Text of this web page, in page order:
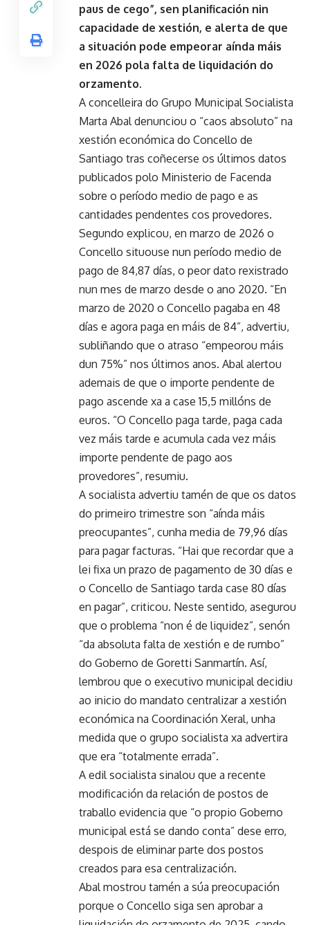
paus de cego”, sen planificación nin
capacidade de xestión, e alerta de que
a situación pode empeorar aínda máis
en 2026 pola falta de liquidación do
orzamento.
A concelleira do Grupo Municipal Socialista
Marta Abal denunciou o “caos absoluto” na
xestión económica do Concello de
Santiago tras coñecerse os últimos datos
publicados polo Ministerio de Facenda
sobre o período medio de pago e as
cantidades pendentes cos provedores.
Segundo explicou, en marzo de 2026 o
Concello situouse nun período medio de
pago de 84,87 días, o peor dato rexistrado
nun mes de marzo desde o ano 2020. “En
marzo de 2020 o Concello pagaba en 48
días e agora paga en máis de 84”, advertiu,
subliñando que o atraso “empeorou máis
dun 75%” nos últimos anos. Abal alertou
ademais de que o importe pendente de
pago ascende xa a case 15,5 millóns de
euros. “O Concello paga tarde, paga cada
vez máis tarde e acumula cada vez máis
importe pendente de pago aos
provedores”, resumiu.
A socialista advertiu tamén de que os datos
do primeiro trimestre son “aínda máis
preocupantes”, cunha media de 79,96 días
para pagar facturas. “Hai que recordar que a
lei fixa un prazo de pagamento de 30 días e
o Concello de Santiago tarda case 80 días
en pagar”, criticou. Neste sentido, asegurou
que o problema “non é de liquidez”, senón
“da absoluta falta de xestión e de rumbo”
do Goberno de Goretti Sanmartín. Así,
lembrou que o executivo municipal decidiu
ao inicio do mandato centralizar a xestión
económica na Coordinación Xeral, unha
medida que o grupo socialista xa advertira
que era “totalmente errada”.
A edil socialista sinalou que a recente
modificación da relación de postos de
traballo evidencia que “o propio Goberno
municipal está se dando conta” dese erro,
despois de eliminar parte dos postos
creados para esa centralización.
Abal mostrou tamén a súa preocupación
porque o Concello siga sen aprobar a